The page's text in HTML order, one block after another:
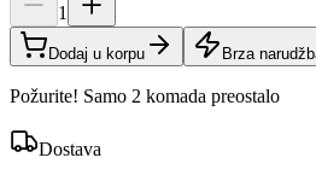
1
Dodaj u korpu Brza
Požurite! Samo 2 komada preostalo
Dostava